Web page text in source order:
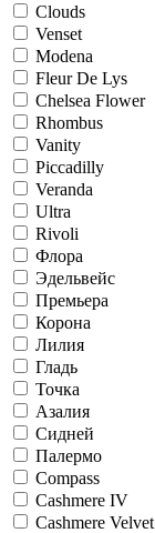
Clouds
Venset
Modena
Fleur De Lys
Chelsea Flower
Rhombus
Vanity
Piccadilly
Veranda
Ultra
Rivoli
Флора
Эдельвейс
Премьера
Корона
Лилия
Гладь
Точка
Азалия
Сидней
Палермо
Compass
Cashmere IV
Cashmere Velvet